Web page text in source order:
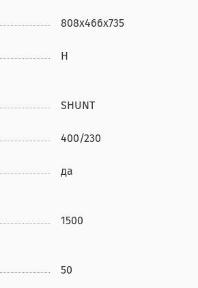
808х466х735
H
SHUNT
400/230
да
1500
50